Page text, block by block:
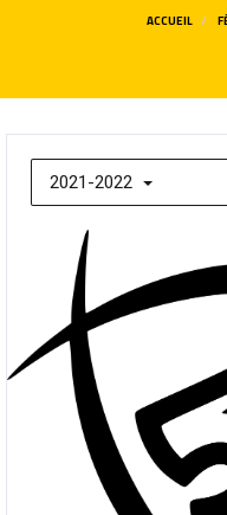
ACCUEIL
2021-2022